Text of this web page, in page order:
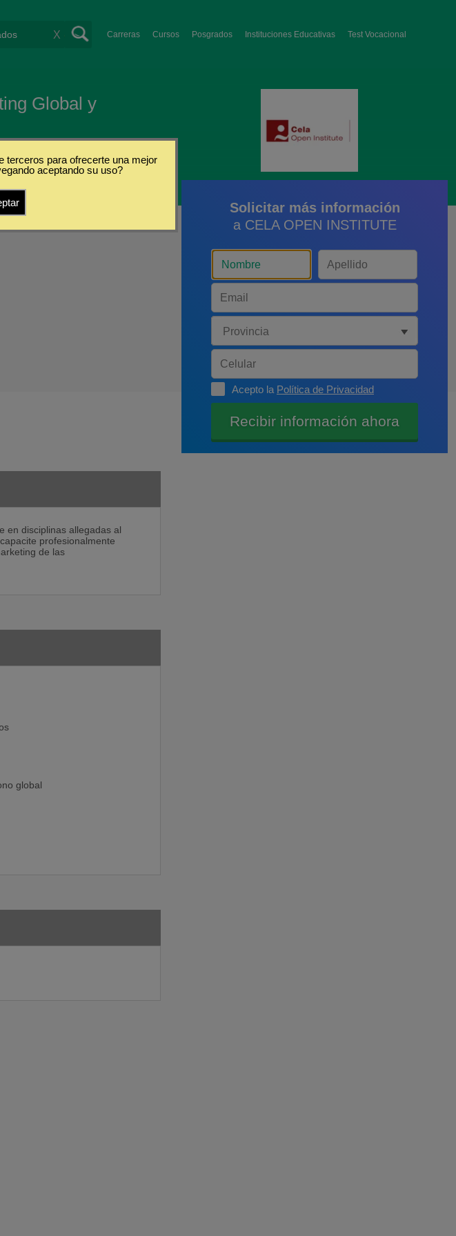
Carreras Cursos Posgrados Instituciones Educativas Test Vocacional
X
Global y
en disciplinas allegadas al
profesionalmente
de las
global
Solicitar más información
a CELA OPEN INSTITUTE
Acepto la Política de Privacidad
terceros para ofrecerte una mejor
aceptando su uso?